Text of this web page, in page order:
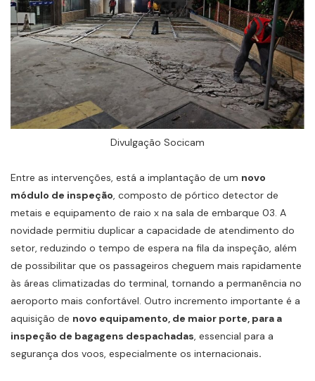
Divulgação Socicam
Entre as intervenções, está a implantação de um novo
módulo de inspeção, composto de pórtico detector de
metais e equipamento de raio x na sala de embarque 03. A
novidade permitiu duplicar a capacidade de atendimento do
setor, reduzindo o tempo de espera na fila da inspeção, além
de possibilitar que os passageiros cheguem mais rapidamente
às áreas climatizadas do terminal, tornando a permanência no
aeroporto mais confortável. Outro incremento importante é a
aquisição de novo equipamento, de maior porte, para a
inspeção de bagagens despachadas, essencial para a
segurança dos voos, especialmente os internacionais.